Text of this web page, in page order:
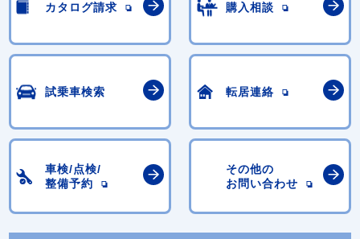
カタログ請求 購入相談
試乗車検索 転居連絡
車検/点検/
整備予約
その他の
お問い合わせ